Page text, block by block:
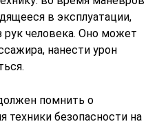
в эксплуатации,
человека. Оно может
нанести урон
помнить о
техники безопасности на